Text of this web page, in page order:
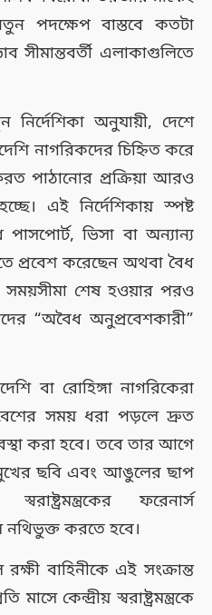
পদক্ষেপ বাস্তবে কতটা
সীমান্তবর্তী এলাকাগুলিতে
নির্দেশিকা অনুযায়ী, দেশে
নাগরিকদের চিহ্নিত করে
পাঠানোর প্রক্রিয়া আরও
এই নির্দেশিকায় স্পষ্ট
ভিসা বা অন্যান্য
প্রবেশ করেছেন অথবা বৈধ
সময়সীমা শেষ হওয়ার পরও
“অবৈধ অনুপ্রবেশকারী”
বা রোহিঙ্গা নাগরিকেরা
সময় ধরা পড়লে দ্রুত
করা হবে। তবে তার আগে
মুখের ছবি এবং আঙুলের ছাপ
ফরেনার্স
নথিভুক্ত করতে হবে।
বাহিনীকে এই সংক্রান্ত
কেন্দ্রীয় স্বরাষ্ট্রমন্ত্রকে